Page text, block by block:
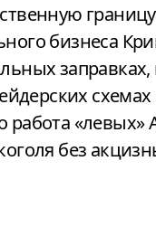
бизнеса
работа
без